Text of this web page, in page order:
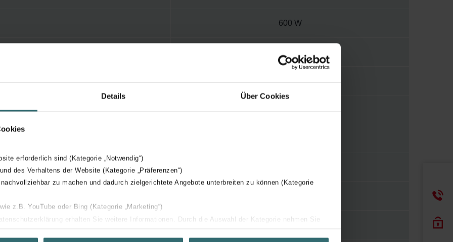
Details Über Cookies
erforderlich sind (Kategorie „Notwendig“)
des Verhaltens der Website (Kategorie „Präferenzen“)
zu machen und dadurch zielgerichtete Angebote unterbreiten zu können (Kategorie
z.B. YouTube oder Bing (Kategorie „Marketing“)
erhalten Sie weitere Informationen. Durch die Auswahl der Kategorie nehmen Sie
600 W
2
E